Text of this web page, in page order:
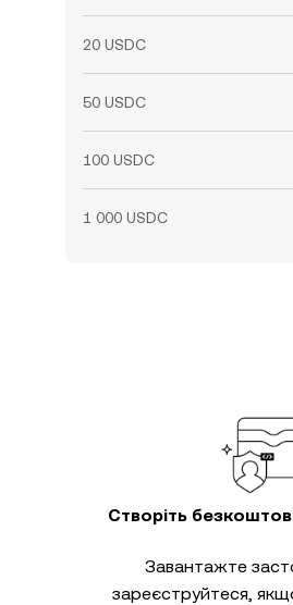
20 USDC
50 USDC
100 USDC
1 000 USDC
Створіть
Завантажте
зареєструйтеся,